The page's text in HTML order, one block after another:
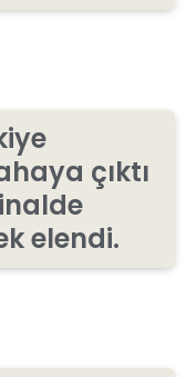
çıktı
elendi.